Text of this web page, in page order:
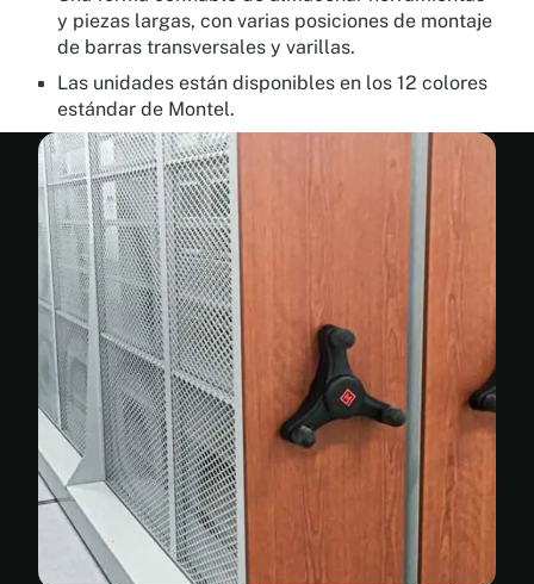
y piezas largas, con varias posiciones de montaje
de barras transversales y varillas.
Las unidades están disponibles en los 12 colores
estándar de Montel.